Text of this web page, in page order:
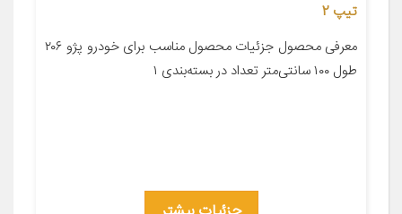
تیپ 2
معرفی محصول جزئیات محصول مناسب برای خودرو پژو ۲۰۶
طول ۱۰۰ سانتی‌متر تعداد در بسته‌بندی ۱